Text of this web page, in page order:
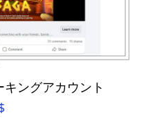
キングアカウント